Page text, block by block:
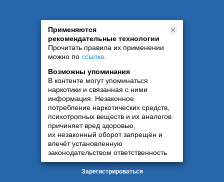
Применяются
рекомендательные технологии
Прочитать правила их применении
можно по ссылке
Возможны упоминания
В контенте могут упоминаться
наркотики и связанная с ними
информация. Незаконное
потребление наркотических средств,
психотропных веществ и их аналогов
причиняет вред здоровью,
их незаконный оборот запрещён и
влечёт установленную
законодательством ответственность
Зарегистрироваться